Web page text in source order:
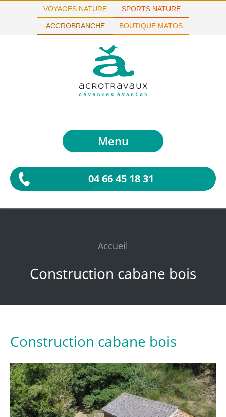
VOYAGES NATURE SPORTS NATURE
ACCROBRANCHE BOUTIQUE MATOS
Menu
04 66 45 18 31
Accueil
Construction cabane bois
Construction cabane bois